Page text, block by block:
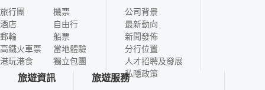
旅行團
酒店
郵輪
高鐵火車票
港玩港食
機票
自由行
船票
當地體驗
獨立包團
公司背景
最新動向
新聞發佈
分行位置
人才招聘及發展
私隱政策
旅遊資訊 旅遊服務